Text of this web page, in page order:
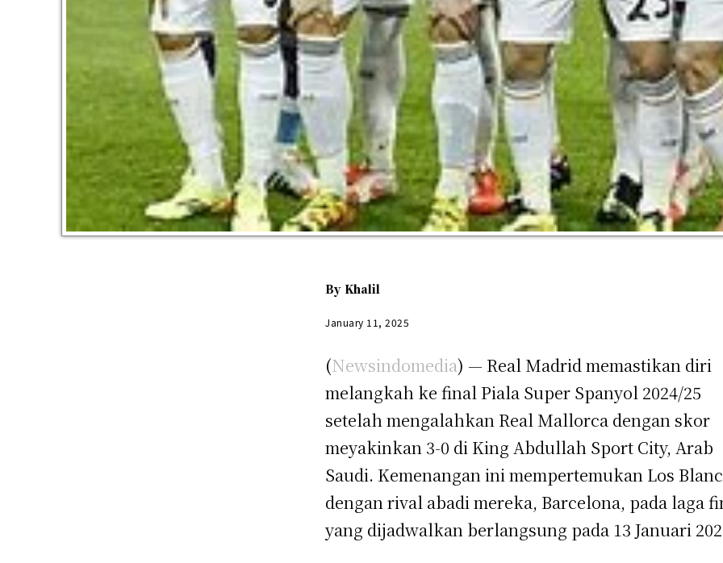
By Khalil
January 11, 2025
(Newsindomedia) — Real Madrid memastikan diri
melangkah ke final Piala Super Spanyol 2024/25
setelah mengalahkan Real Mallorca dengan skor
meyakinkan 3-0 di King Abdullah Sport City, Arab
Saudi. Kemenangan ini mempertemukan Los
dengan rival abadi mereka, Barcelona, pada laga
yang dijadwalkan berlangsung pada 13 Januari